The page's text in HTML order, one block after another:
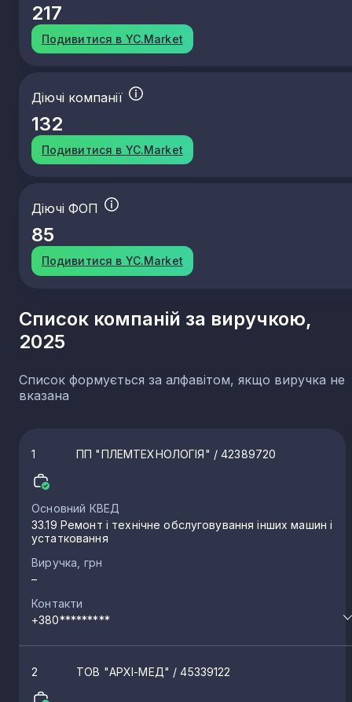
217
Подивитися в YC.Market
Діючі компанії
132
Подивитися в YC.Market
Діючі ФОП
85
Подивитися в YC.Market
Список компаній за виручкою,
2025
Список формується за алфавітом, якщо виручка не
вказана
1 ПП "ПЛЕМТЕХНОЛОГІЯ" / 42389720
Основний КВЕД
33.19 Ремонт і технічне обслуговування інших машин і
устатковання
Виручка, грн
–
Контакти
+380*********
2 ТОВ "АРХІ-МЕД" / 45339122